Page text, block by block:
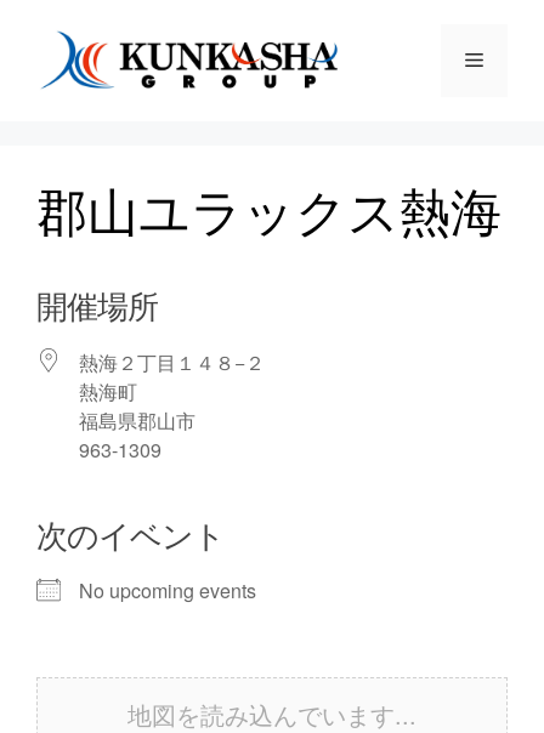
郡山ユラックス熱海
開催場所
熱海２丁目１４８−２
熱海町
福島県郡山市
963-1309
次のイベント
No upcoming events
地図を読み込んでいます...